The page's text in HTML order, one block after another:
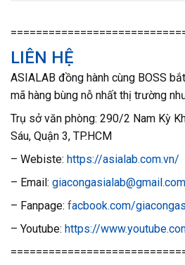
LIÊN HỆ
ASIALAB đồng hành cùng BOSS
mã hàng bùng nỗ nhất thị trường
Trụ sở văn phòng: 290/2 Nam Kỳ
Sáu, Quận 3, TP.HCM
– Webiste: https://asialab.com.vn/
– Email: giacongasialab@gmail.com
– Fanpage: facbook.com/
– Youtube: https://